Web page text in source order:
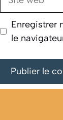
Enregistrer
le